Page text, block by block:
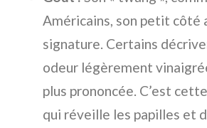
Américains, son petit côté
signature. Certains
odeur légèrement
plus prononcée. C’est
qui réveille les papilles et